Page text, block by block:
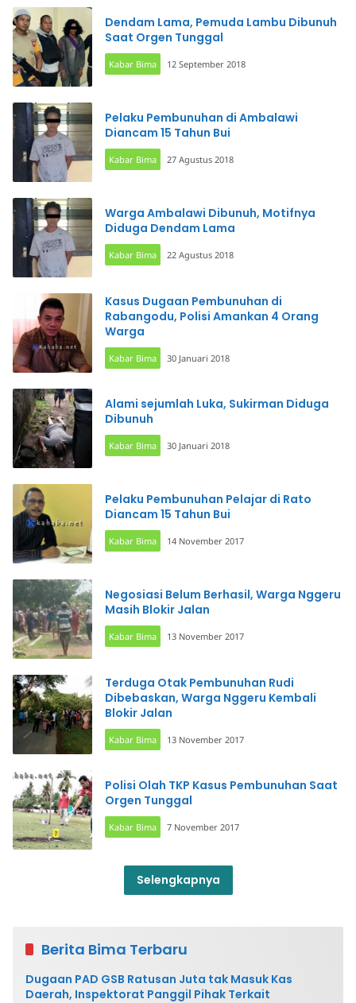
Dendam Lama, Pemuda Lambu Dibunuh
Saat Orgen Tunggal
Kabar Bima 12 September 2018
Pelaku Pembunuhan di Ambalawi
Diancam 15 Tahun Bui
Kabar Bima 27 Agustus 2018
Warga Ambalawi Dibunuh, Motifnya
Diduga Dendam Lama
Kabar Bima 22 Agustus 2018
Kasus Dugaan Pembunuhan di
Rabangodu, Polisi Amankan 4 Orang
Warga
Kabar Bima 30 Januari 2018
Alami sejumlah Luka, Sukirman Diduga
Dibunuh
Kabar Bima 30 Januari 2018
Pelaku Pembunuhan Pelajar di Rato
Diancam 15 Tahun Bui
Kabar Bima 14 November 2017
Negosiasi Belum Berhasil, Warga Nggeru
Masih Blokir Jalan
Kabar Bima 13 November 2017
Terduga Otak Pembunuhan Rudi
Dibebaskan, Warga Nggeru Kembali
Blokir Jalan
Kabar Bima 13 November 2017
Polisi Olah TKP Kasus Pembunuhan Saat
Orgen Tunggal
Kabar Bima 7 November 2017
Selengkapnya
Berita Bima Terbaru
Dugaan PAD GSB Ratusan Juta tak Masuk Kas
Daerah, Inspektorat Panggil Pihak Terkait